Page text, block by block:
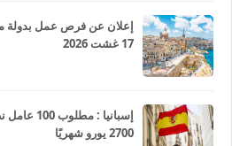
إعلان عن فرص عمل بدولة
17 غشت 2026
إسبانيا :
2700 يورو شهريًا